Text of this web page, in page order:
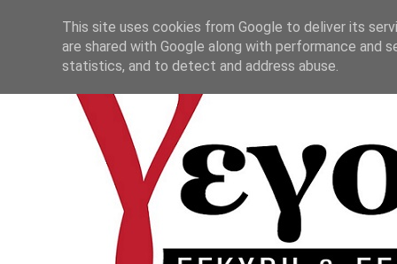
This site uses cookies from Google to deliver its
are shared with Google along with performance and
statistics, and to detect and address abuse.